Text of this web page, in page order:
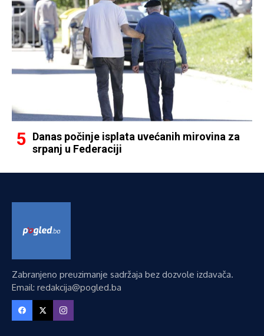
Danas počinje isplata uvećanih mirovina za
srpanj u Federaciji
Zabranjeno preuzimanje sadržaja bez dozvole izdavača.
Email: redakcija@pogled.ba